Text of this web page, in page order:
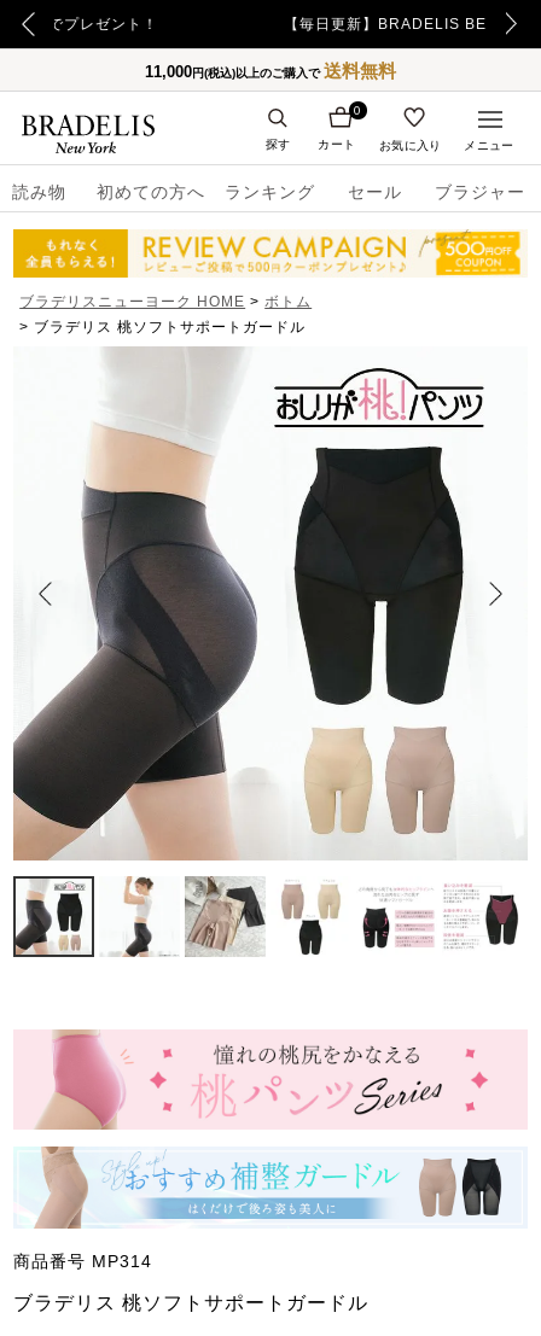
【毎日更新】BRADELIS BEST SELLER
11,000円(税込)以上のご購入で送料無料
読み物 初めての方へ ランキング セール ブラジャー
カート
0
お気に入り
探す メニュー
ブラデリスニューヨーク HOME
ボトム
ブラデリス 桃ソフトサポートガードル
商品番号 MP314
ブラデリス 桃ソフトサポートガードル